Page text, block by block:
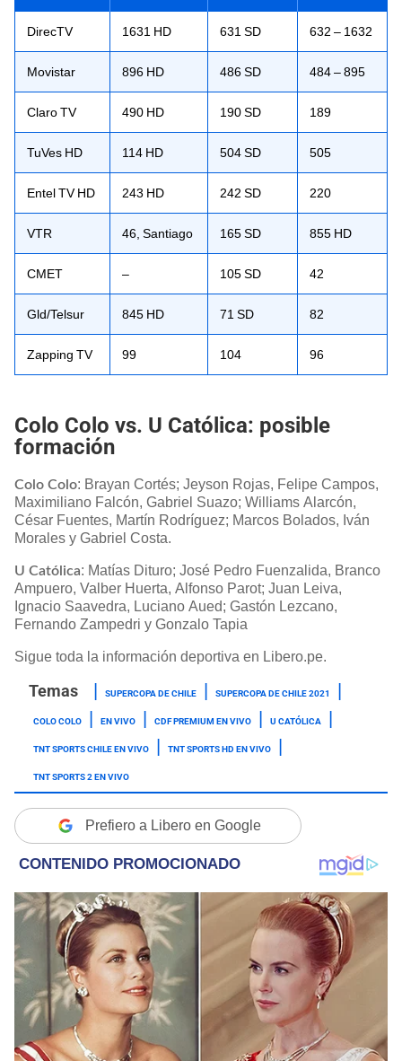
DirecTV 1631 HD 631 SD 632 – 1632
Movistar 896 HD 486 SD 484 – 895
Claro TV 490 HD 190 SD 189
TuVes HD 114 HD 504 SD 505
Entel TV HD 243 HD 242 SD 220
VTR 46, Santiago 165 SD 855 HD
CMET – 105 SD 42
Gld/Telsur 845 HD 71 SD 82
Zapping TV 99 104 96
Colo Colo vs. U Católica: posible
formación
Colo Colo: Brayan Cortés; Jeyson Rojas, Felipe Campos,
Maximiliano Falcón, Gabriel Suazo; Williams Alarcón,
César Fuentes, Martín Rodríguez; Marcos Bolados, Iván
Morales y Gabriel Costa.
U Católica: Matías Dituro; José Pedro Fuenzalida, Branco
Ampuero, Valber Huerta, Alfonso Parot; Juan Leiva,
Ignacio Saavedra, Luciano Aued; Gastón Lezcano,
Fernando Zampedri y Gonzalo Tapia
Sigue toda la información deportiva en Libero.pe.
SUPERCOPA DE CHILE
SUPERCOPA DE CHILE 2021
COLO COLO
EN VIVO CDF PREMIUM EN VIVO
U CATÓLICA
TNT SPORTS CHILE EN VIVO
TNT SPORTS HD EN VIVO
TNT SPORTS 2 EN VIVO
Prefiero a Libero en Google